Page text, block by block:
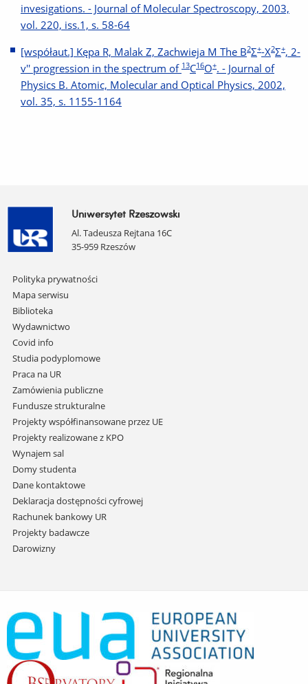
invesigations. - Journal of Molecular Spectroscopy, 2003,
vol. 220, iss.1, s. 58-64
[współaut.] Kępa R, Malak Z, Zachwieja M The B2Σ+-X2Σ+, 2-
v'' progression in the spectrum of 13C16O+. - Journal of
Physics B. Atomic, Molecular and Optical Physics, 2002,
vol. 35, s. 1155-1164
Uniwersytet Rzeszowski
Al. Tadeusza Rejtana 16C
35-959 Rzeszów
Pomiń
nawigację
i
przejdź
do
treści
Polityka prywatności
Mapa serwisu
Biblioteka
Wydawnictwo
Covid info
Studia podyplomowe
Praca na UR
Zamówienia publiczne
Fundusze strukturalne
Projekty współfinansowane przez UE
Projekty realizowane z KPO
Wynajem sal
Domy studenta
Dane kontaktowe
Deklaracja dostępności cyfrowej
Rachunek bankowy UR
Projekty badawcze
Darowizny